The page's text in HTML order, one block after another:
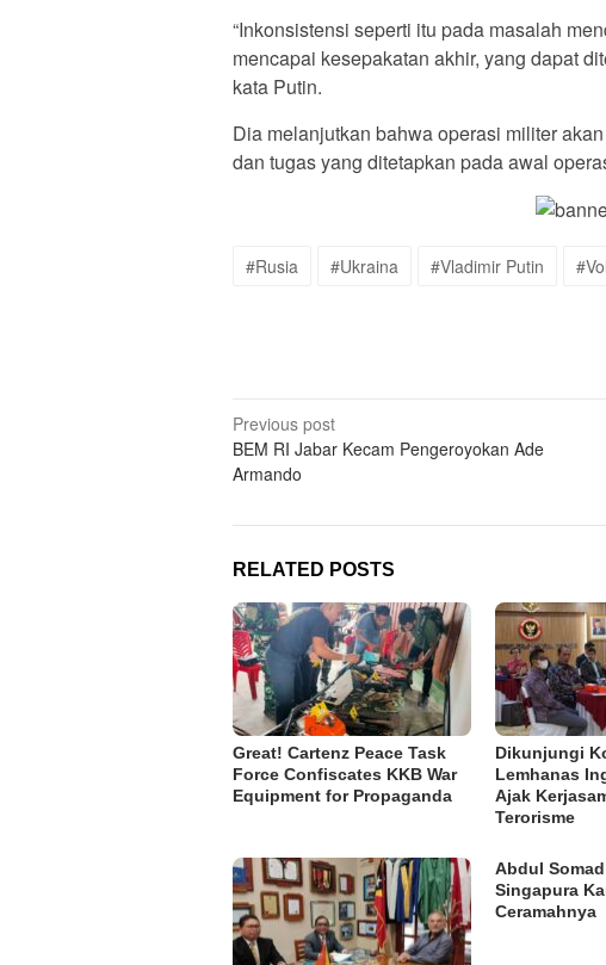
“Inkonsistensi seperti itu pada masalah
mencapai kesepakatan akhir, yang dapat
kata Putin.
Dia melanjutkan bahwa operasi militer
dan tugas yang ditetapkan pada awal
#Rusia #Ukraina #Vladimir Putin
Post
navigation
Previous post
BEM RI Jabar Kecam Pengeroyokan Ade
Armando
RELATED POSTS
Great! Cartenz Peace Task
Force Confiscates KKB War
Equipment for Propaganda
Dikunjungi
Lemhanas
Ajak
Terorisme
Abdul
Singapura
Ceramahnya